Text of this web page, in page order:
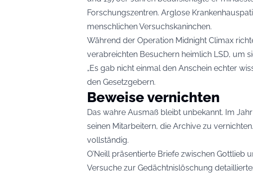
Forschungszentren. Arglose
menschlichen Versuchskaninchen.
Während der Operation Midnight Climax
verabreichten Besuchern heimlich LSD, um
„Es gab nicht einmal den Anschein echter
den Gesetzgebern.
Beweise vernichten
Das wahre Ausmaß bleibt unbekannt. Im
seinen Mitarbeitern, die Archive zu
vollständig.
O’Neill präsentierte Briefe zwischen Gottlieb
Versuche zur Gedächtnislöschung